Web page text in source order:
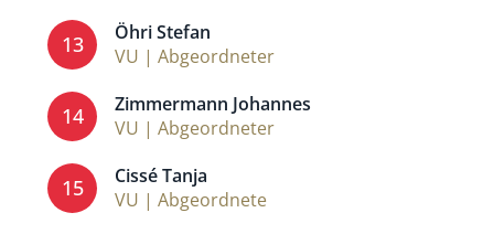
13
Öhri Stefan
VU | Abgeordneter
14
Zimmermann Johannes
VU | Abgeordneter
15
Cissé Tanja
VU | Abgeordnete